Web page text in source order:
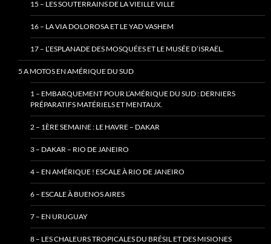
15 – LES SOUTERRAINS DE LA VIEILLE VILLE
16 – LA VIA DOLOROSA ET LE YAD VASHEM
17 – L’ESPLANADE DES MOSQUÉES ET LE MUSÉE D’ISRAËL.
5 A MOTOS EN AMÉRIQUE DU SUD
1 – EMBARQUEMENT POUR L’AMÉRIQUE DU SUD : DERNIERS
PRÉPARATIFS MATÉRIELS ET MENTAUX.
2 – 1ÈRE SEMAINE : LE HAVRE – DAKAR
3 – DAKAR – RIO DE JANEIRO
4 – EN AMÉRIQUE ! ESCALE À RIO DE JANEIRO
6 – ESCALE À BUENOS AIRES
7 – EN URUGUAY
8 – LES CHALEURS TROPICALES DU BRÉSIL ET DES MISIONES